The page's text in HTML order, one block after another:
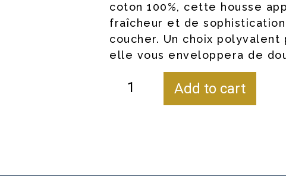
coton 100%, cette housse
fraîcheur et de
coucher. Un choix
elle vous enveloppera de
Add to cart